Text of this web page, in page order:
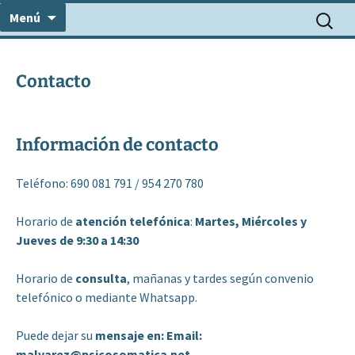
Saltar
al Consulta Dr. Álvarez
Centro Médico Psicosomático
Menú Buscar:
Contacto
Información de contacto
Teléfono: 690 081 791 / 954 270 780
Horario de atención telefónica: Martes, Miércoles y
Jueves de 9:30 a 14:30
Horario de consulta, mañanas y tardes según convenio
telefónico o mediante Whatsapp.
Puede dejar su mensaje en: Email: